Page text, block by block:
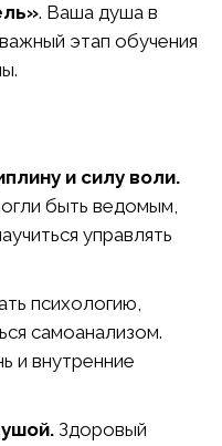
. Ваша душа в
этап обучения
и силу воли.
быть ведомым,
управлять
психологию,
самоанализом.
и внутренние
Здоровый